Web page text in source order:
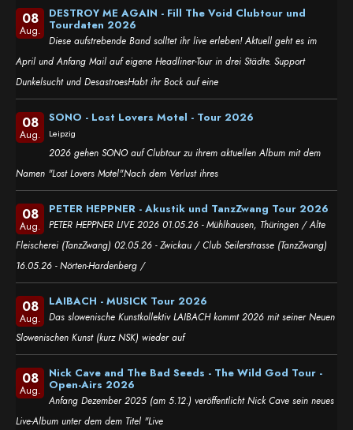
08
Aug.
DESTROY ME AGAIN - Fill The Void Clubtour und
Tourdaten 2026
Diese aufstrebende Band solltet ihr live erleben! Aktuell geht es im
April und Anfang Mail auf eigene Headliner-Tour in drei Städte. Support
Dunkelsucht und DesastroesHabt ihr Bock auf eine
08
Aug.
SONO - Lost Lovers Motel - Tour 2026
Leipzig
2026 gehen SONO auf Clubtour zu ihrem aktuellen Album mit dem
Namen "Lost Lovers Motel".Nach dem Verlust ihres
08
Aug.
PETER HEPPNER - Akustik und TanzZwang Tour 2026
PETER HEPPNER LIVE 2026 01.05.26 - Mühlhausen, Thüringen / Alte
Fleischerei (TanzZwang) 02.05.26 - Zwickau / Club Seilerstrasse (TanzZwang)
16.05.26 - Nörten-Hardenberg /
08
Aug.
LAIBACH - MUSICK Tour 2026
Das slowenische Kunstkollektiv LAIBACH kommt 2026 mit seiner Neuen
Slowenischen Kunst (kurz NSK) wieder auf
08
Aug.
Nick Cave and The Bad Seeds - The Wild God Tour -
Open-Airs 2026
Anfang Dezember 2025 (am 5.12.) veröffentlicht Nick Cave sein neues
Live-Album unter dem dem Titel "Live